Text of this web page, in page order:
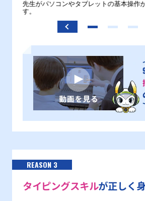
先生がパソコンやタブレットの基本操作
す。
REASON 3
タイピングスキルが正しく